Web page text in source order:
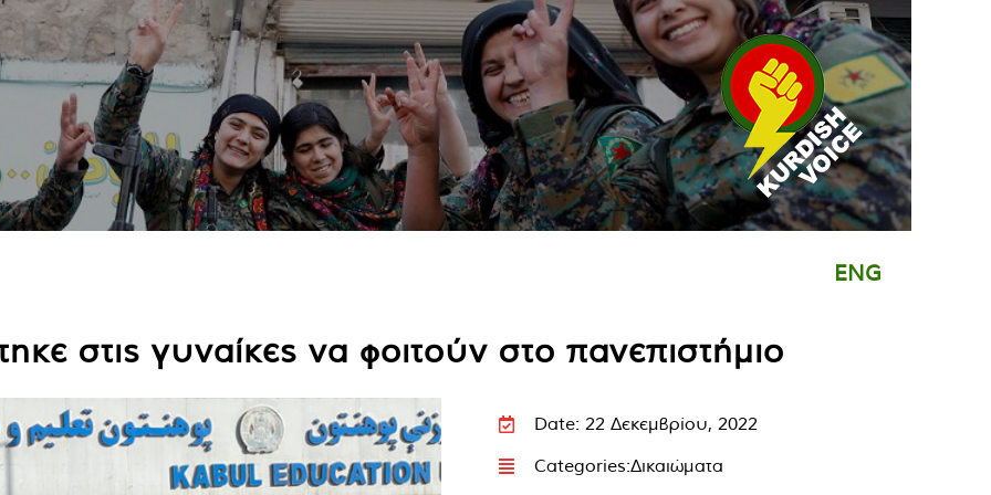
ENG
στις γυναίκες να φοιτούν στο πανεπιστήμιο
Date: 22 Δεκεμβρίου, 2022
Categories:Δικαιώματα